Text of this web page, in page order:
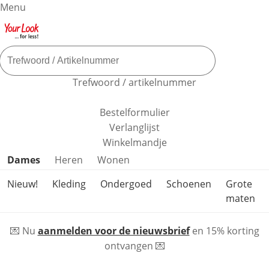
Menu
Trefwoord / artikelnummer
Bestelformulier
Verlanglijst
Winkelmandje
Productcategorieën overslaan
Dames Heren
Wonen
Nieuw!
Kleding Ondergoed Schoenen
Grote
maten
💌 Nu aanmelden voor de nieuwsbriefen 15% korting
ontvangen 💌